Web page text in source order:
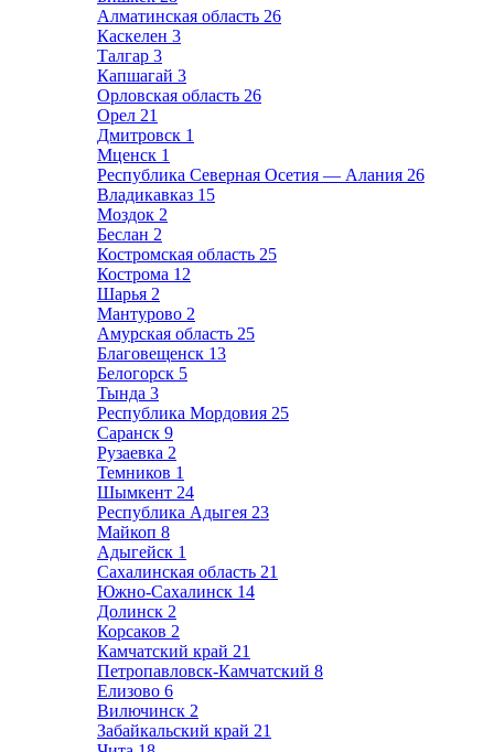
Алматинская область 26
Каскелен 3
Талгар 3
Капшагай 3
Орловская область 26
Орел 21
Дмитровск 1
Мценск 1
Республика Северная Осетия — Алания 26
Владикавказ 15
Моздок 2
Беслан 2
Костромская область 25
Кострома 12
Шарья 2
Мантурово 2
Амурская область 25
Благовещенск 13
Белогорск 5
Тында 3
Республика Мордовия 25
Саранск 9
Рузаевка 2
Темников 1
Шымкент 24
Республика Адыгея 23
Майкоп 8
Адыгейск 1
Сахалинская область 21
Южно-Сахалинск 14
Долинск 2
Корсаков 2
Камчатский край 21
Петропавловск-Камчатский 8
Елизово 6
Вилючинск 2
Забайкальский край 21